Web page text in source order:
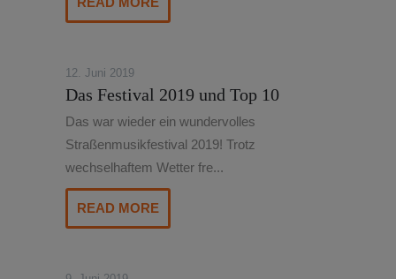
12. Juni 2019
Das Festival 2019 und Top 10
Das war wieder ein wundervolles
Straßenmusikfestival 2019! Trotz
wechselhaftem Wetter fre...
READ MORE